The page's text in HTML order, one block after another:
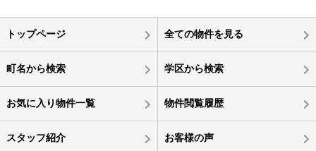
トップページ 全ての物件を見る
町名から検索 学区から検索
お気に入り物件一覧 物件閲覧履歴
スタッフ紹介 お客様の声